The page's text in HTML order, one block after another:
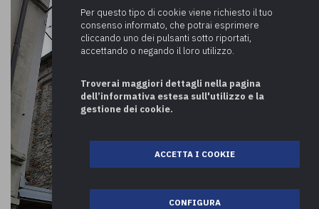
Per questo tipo di cookie viene richiesto il tuo
consenso informato, che potrai esprimere
cliccando uno dei pulsanti sotto riportati,
accettando o negando il loro utilizzo.
Troverai maggiori dettagli nella pagina
dell’informativa estesa sull'utilizzo e la
gestione dei cookie.
ACCETTA I COOKIE
CONFIGURA